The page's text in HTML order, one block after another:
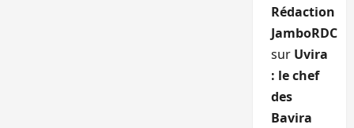
Rédaction
JamboRDC
sur Uvira
: le chef
des
Bavira